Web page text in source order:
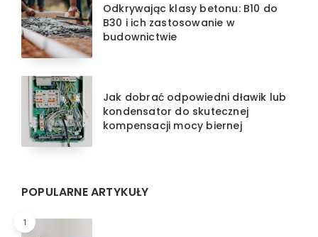
Odkrywając klasy betonu: B10 do
B30 i ich zastosowanie w
budownictwie
Jak dobrać odpowiedni dławik lub
kondensator do skutecznej
kompensacji mocy biernej
POPULARNE ARTYKUŁY
1